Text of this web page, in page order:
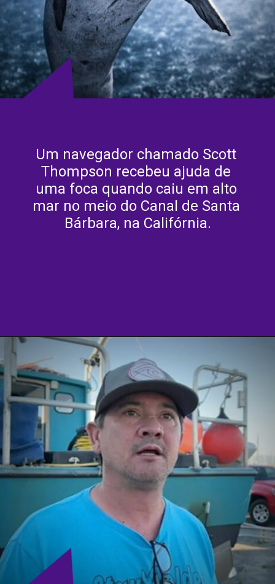
Um navegador chamado Scott
Thompson recebeu ajuda de
uma foca quando caiu em alto
mar no meio do Canal de Santa
Bárbara, na Califórnia.